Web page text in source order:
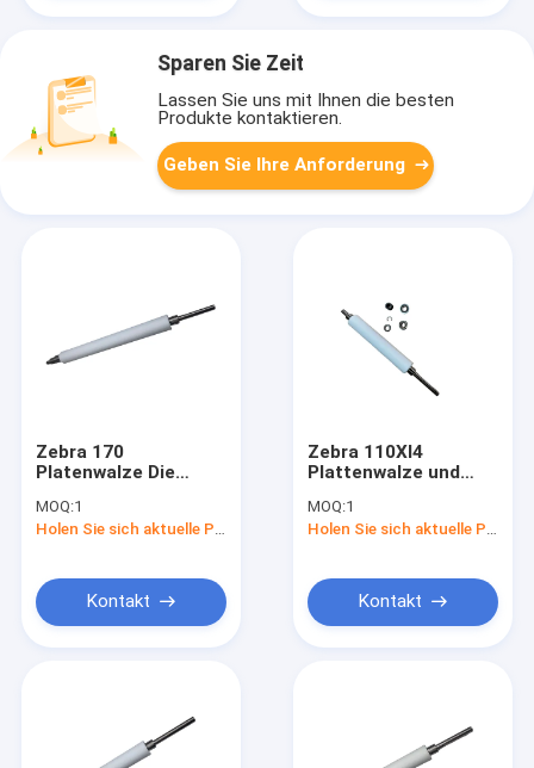
Sparen Sie Zeit
Lassen Sie uns mit Ihnen die besten
Produkte kontaktieren.
Geben Sie Ihre Anforderung
Zebra 170
Platenwalze Die
Ihre
Druckbedürfnisse
MOQ:1
Holen Sie sich aktuelle Preis
Kontakt
Zebra 110XI4
Plattenwalze und
ultimative
Drucklösung
MOQ:1
Holen Sie sich aktuelle Preis
Kontakt